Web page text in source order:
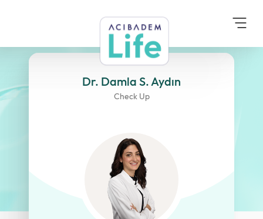
Danışma Kurulu Dr. Damla S. Aydın
Dr. Damla S. Aydın
Check Up